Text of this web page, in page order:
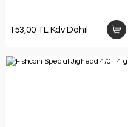
153,00 TL Kdv Dahil